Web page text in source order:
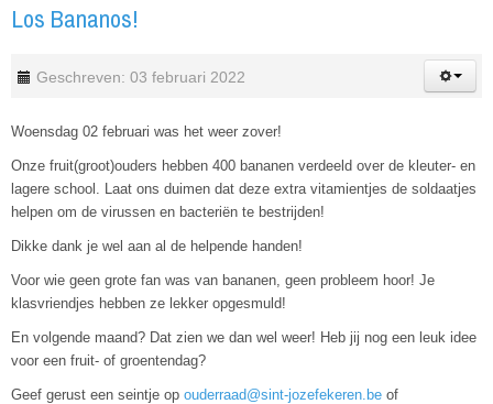
Los Bananos!
Geschreven: 03 februari 2022
Woensdag 02 februari was het weer zover!
Onze fruit(groot)ouders hebben 400 bananen verdeeld over de kleuter- en
lagere school. Laat ons duimen dat deze extra vitamientjes de soldaatjes
helpen om de virussen en bacteriën te bestrijden!
Dikke dank je wel aan al de helpende handen!
Voor wie geen grote fan was van bananen, geen probleem hoor! Je
klasvriendjes hebben ze lekker opgesmuld!
En volgende maand? Dat zien we dan wel weer! Heb jij nog een leuk idee
voor een fruit- of groentendag?
Geef gerust een seintje op ouderraad@sint-jozefekeren.be of